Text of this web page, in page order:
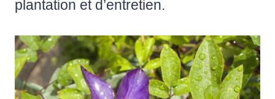
plantation et d’entretien.